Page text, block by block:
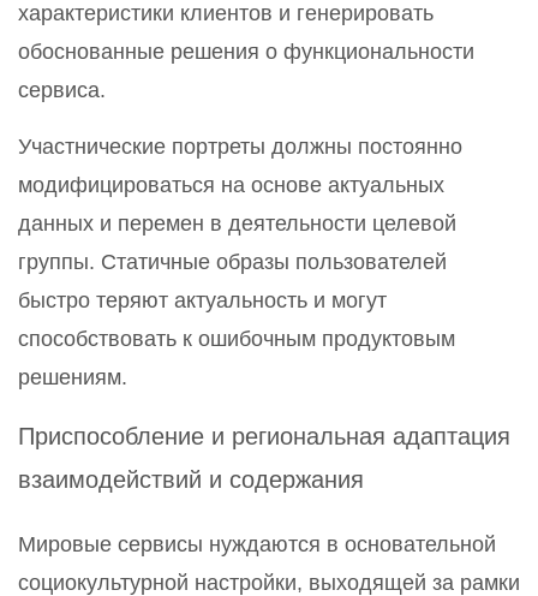
характеристики клиентов и генерировать
обоснованные решения о функциональности
сервиса.
Участнические портреты должны постоянно
модифицироваться на основе актуальных
данных и перемен в деятельности целевой
группы. Статичные образы пользователей
быстро теряют актуальность и могут
способствовать к ошибочным продуктовым
решениям.
Приспособление и региональная адаптация
взаимодействий и содержания
Мировые сервисы нуждаются в основательной
социокультурной настройки, выходящей за рамки